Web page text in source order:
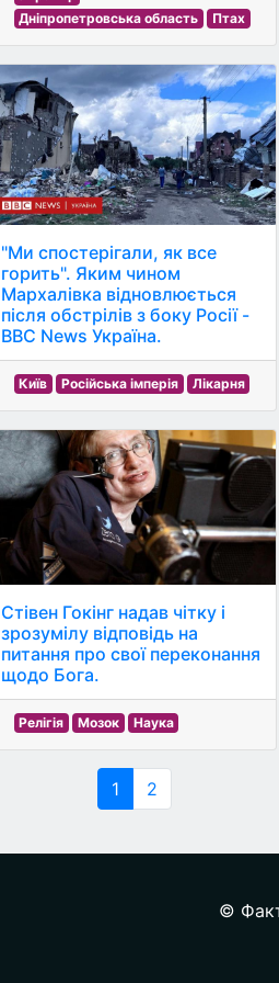
Дніпропетровська область
Птах
"Ми спостерігали, як все
горить". Яким чином
Мархалівка відновлюється
після обстрілів з боку Росії -
BBC News Україна.
Київ Російська імперія Лікарня
Стівен Гокінг надав чітку і
зрозумілу відповідь на
питання про свої переконання
щодо Бога.
Релігія Мозок Наука
1 2
©